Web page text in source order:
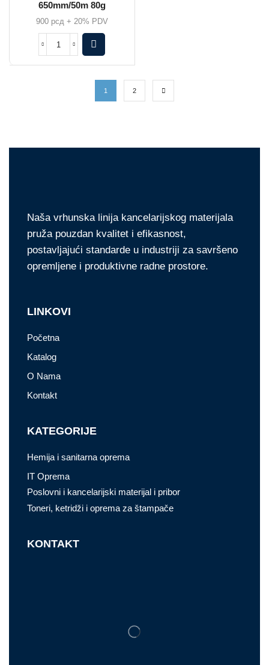
650mm/50m 80g
900 рсд+ 20% PDV
1 2
Naša vrhunska linija kancelarijskog materijala
pruža pouzdan kvalitet i efikasnost,
postavljajući standarde u industriji za savršeno
opremljene i produktivne radne prostore.
LINKOVI
Početna
Katalog
O Nama
Kontakt
KATEGORIJE
Hemija i sanitarna oprema
IT Oprema
Poslovni i kancelarijski materijal i pribor
Toneri, ketridži i oprema za štampače
KONTAKT